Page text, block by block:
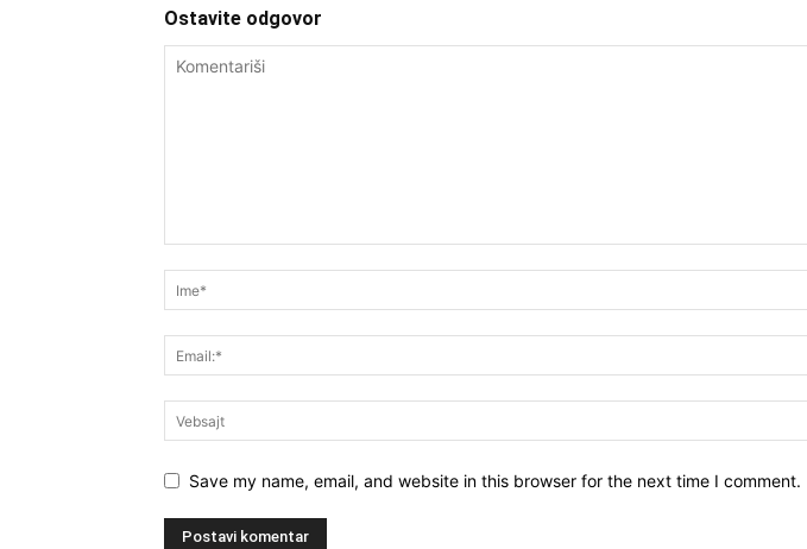
Ostavite odgovor
Save my name, email, and website in this browser for the next time I comment.